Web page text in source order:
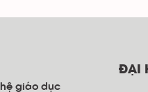
giáo dục
ĐẠI